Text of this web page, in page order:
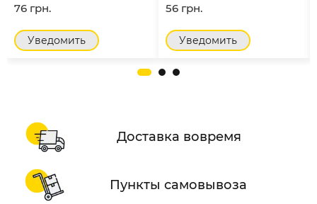
76 грн.
Уведомить
56 грн.
Уведомить
Доставка вовремя
Пункты самовывоза